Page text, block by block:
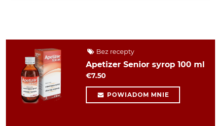
Bez recepty
Apetizer Senior syrop 100 ml
€7.50
POWIADOM MNIE